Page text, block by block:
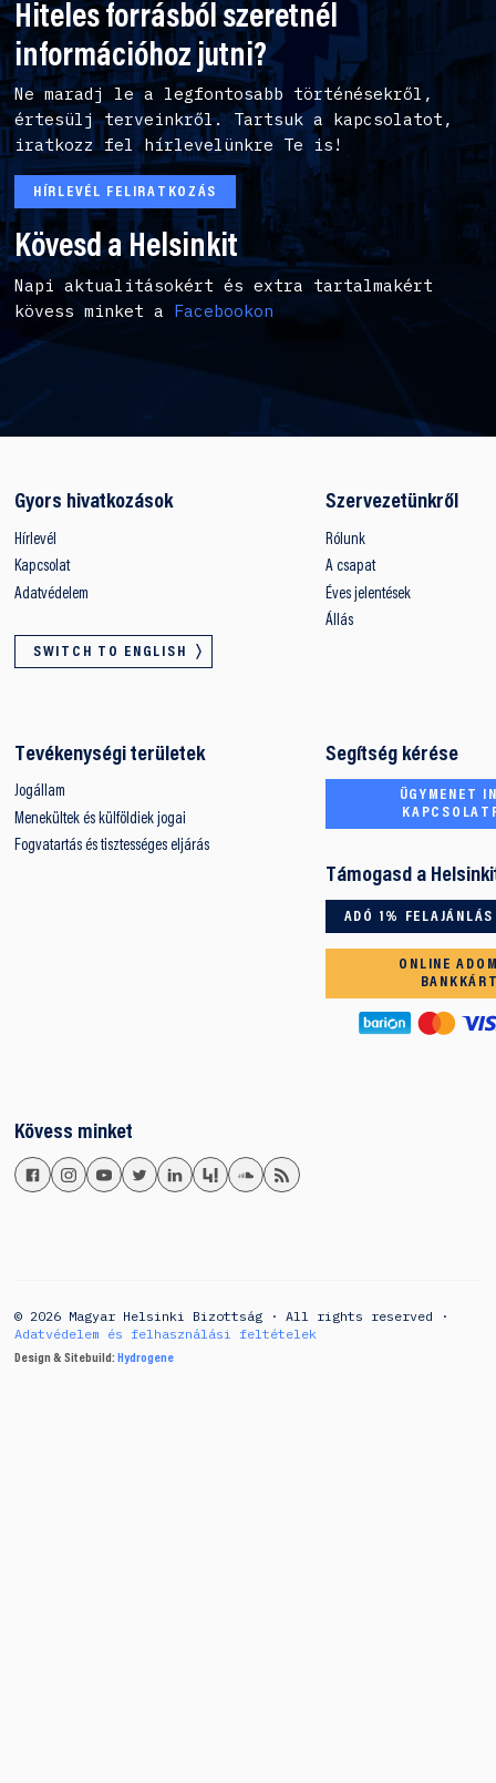
Hiteles forrásból szeretnél
információhoz jutni?
Ne maradj le a legfontosabb történésekről,
értesülj terveinkről. Tartsuk a kapcsolatot,
iratkozz fel hírlevelünkre Te is!
HÍRLEVÉL FELIRATKOZÁS
Kövesd a Helsinkit
Napi aktualitásokért és extra tartalmakért
kövess minket a Facebookon
Gyors hivatkozások
Hírlevél
Kapcsolat
Adatvédelem
SWITCH TO ENGLISH
Szervezetünkről
Rólunk
A csapat
Éves jelentések
Állás
Tevékenységi területek
Jogállam
Menekültek és külföldiek jogai
Fogvatartás és tisztességes eljárás
Segítség kérése
ÜGYMENET
Támogasd a
ADÓ 1% FELAJÁNLÁS
ONLINE
Kövess minket
© 2026 Magyar Helsinki Bizottság · All rights reserved ·
Adatvédelem és felhasználási feltételek
Design & Sitebuild: Hydrogene